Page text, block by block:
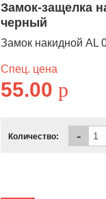
Замок-защелка
черный
Замок накидной AL
Спец. цена
55.00p
Количество: -